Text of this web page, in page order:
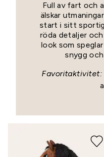
Full av fart och
älskar
start i sitt
röda detaljer
look som
snygg
Favoritaktivitet: